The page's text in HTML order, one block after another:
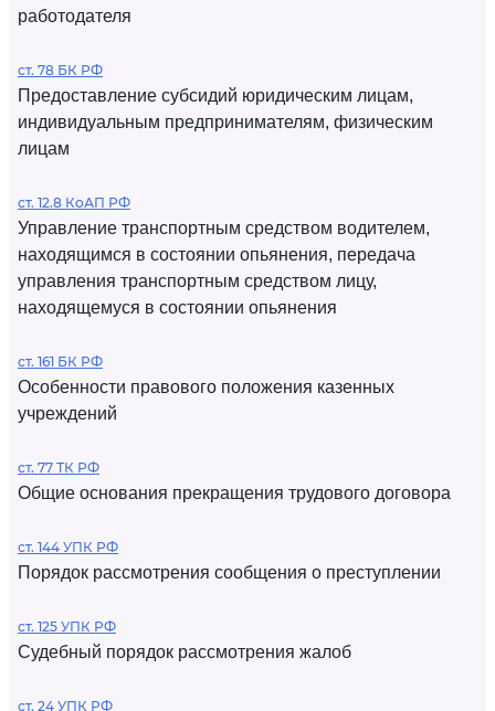
работодателя
ст. 78 БК РФ
Предоставление субсидий юридическим лицам,
индивидуальным предпринимателям, физическим
лицам
ст. 12.8 КоАП РФ
Управление транспортным средством водителем,
находящимся в состоянии опьянения, передача
управления транспортным средством лицу,
находящемуся в состоянии опьянения
ст. 161 БК РФ
Особенности правового положения казенных
учреждений
ст. 77 ТК РФ
Общие основания прекращения трудового договора
ст. 144 УПК РФ
Порядок рассмотрения сообщения о преступлении
ст. 125 УПК РФ
Судебный порядок рассмотрения жалоб
ст. 24 УПК РФ